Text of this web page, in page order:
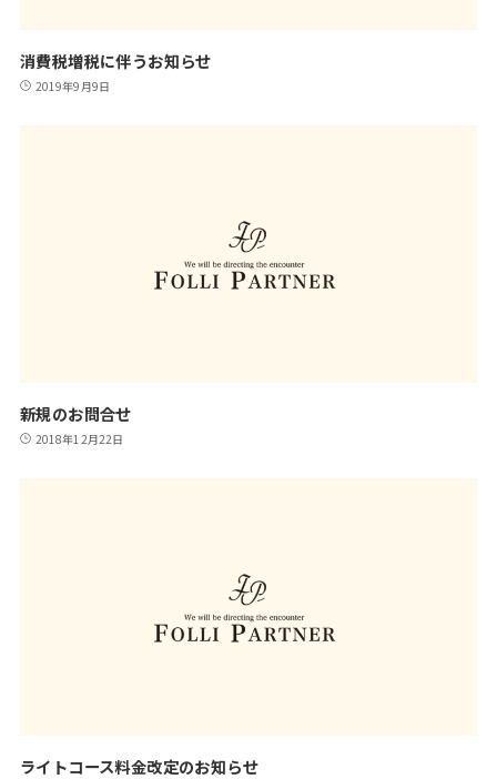
消費税増税に伴うお知らせ
2019年9月9日
新規のお問合せ
2018年12月22日
ライトコース料金改定のお知らせ